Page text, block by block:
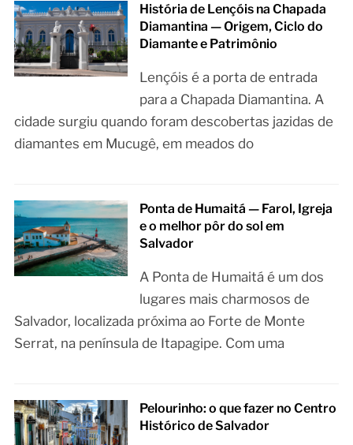
História de Lençóis na Chapada
Diamantina — Origem, Ciclo do
Diamante e Patrimônio
Lençóis é a porta de entrada
para a Chapada Diamantina. A
cidade surgiu quando foram descobertas jazidas de
diamantes em Mucugê, em meados do
Ponta de Humaitá — Farol, Igreja
e o melhor pôr do sol em
Salvador
A Ponta de Humaitá é um dos
lugares mais charmosos de
Salvador, localizada próxima ao Forte de Monte
Serrat, na península de Itapagipe. Com uma
Pelourinho: o que fazer no Centro
Histórico de Salvador